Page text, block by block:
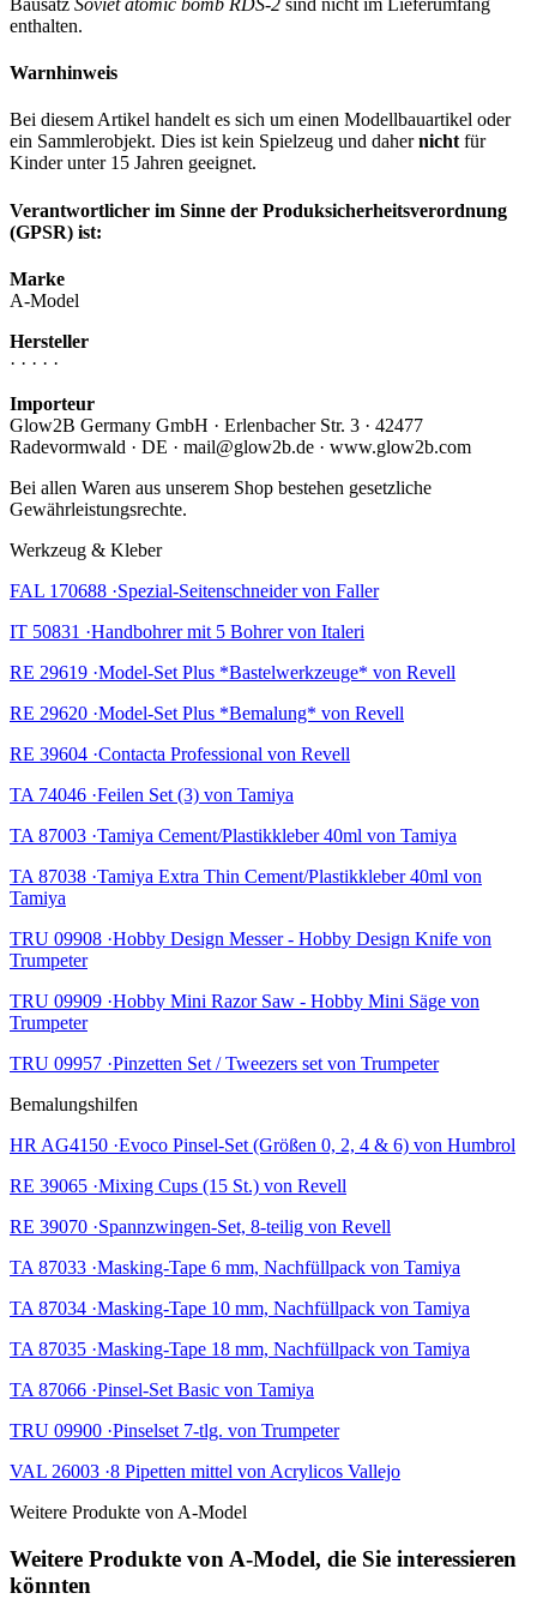
enthalten.
Warnhinweis
Bei diesem Artikel handelt es sich um einen Modellbauartikel oder
ein Sammlerobjekt. Dies ist kein Spielzeug und dahernicht für
Kinder unter 15 Jahren geeignet.
Verantwortlicher im Sinne der Produksicherheitsverordnung
(GPSR) ist:
Marke
A-Model
Hersteller
· · · · ·
Importeur
Glow2B Germany GmbH · Erlenbacher Str. 3 · 42477
Radevormwald · DE · mail@glow2b.de · www.glow2b.com
Bei allen Waren aus unserem Shop bestehen gesetzliche
Gewährleistungsrechte.
Werkzeug & Kleber
FAL 170688 ·Spezial-Seitenschneider von Faller
IT 50831 ·Handbohrer mit 5 Bohrer von Italeri
RE 29619 ·Model-Set Plus *Bastelwerkzeuge* von Revell
RE 29620 ·Model-Set Plus *Bemalung* von Revell
RE 39604 ·Contacta Professional von Revell
TA 74046 ·Feilen Set (3) von Tamiya
TA 87003 ·Tamiya Cement/Plastikkleber 40ml von Tamiya
TA 87038 ·Tamiya Extra Thin Cement/Plastikkleber 40ml von
Tamiya
TRU 09908 ·Hobby Design Messer - Hobby Design Knife von
Trumpeter
TRU 09909 ·Hobby Mini Razor Saw - Hobby Mini Säge von
Trumpeter
TRU 09957 ·Pinzetten Set / Tweezers set von Trumpeter
Bemalungshilfen
HR AG4150 ·Evoco Pinsel-Set (Größen 0, 2, 4 & 6) von Humbrol
RE 39065 ·Mixing Cups (15 St.) von Revell
RE 39070 ·Spannzwingen-Set, 8-teilig von Revell
TA 87033 ·Masking-Tape 6 mm, Nachfüllpack von Tamiya
TA 87034 ·Masking-Tape 10 mm, Nachfüllpack von Tamiya
TA 87035 ·Masking-Tape 18 mm, Nachfüllpack von Tamiya
TA 87066 ·Pinsel-Set Basic von Tamiya
TRU 09900 ·Pinselset 7-tlg. von Trumpeter
VAL 26003 ·8 Pipetten mittel von Acrylicos Vallejo
Weitere Produkte von A-Model
Weitere Produkte von A-Model, die Sie interessieren
könnten